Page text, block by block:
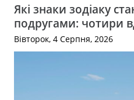
Які знаки зодіаку
подругами: чотири
Вівторок, 4 Серпня, 2026